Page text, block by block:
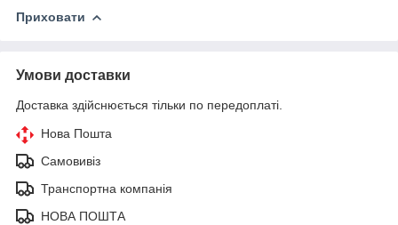
Приховати
Умови доставки
Доставка здійснюється тільки по передоплаті.
Нова Пошта
Самовивіз
Транспортна компанія
НОВА ПОШТА